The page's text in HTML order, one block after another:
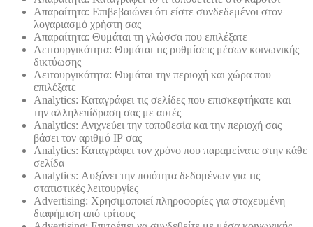
Απαραίτητα: Επιβεβαιώνει ότι είστε συνδεδεμένοι στον
λογαριασμό χρήστη σας
Απαραίτητα: Θυμάται τη γλώσσα που επιλέξατε
Λειτουργικότητα: Θυμάται τις ρυθμίσεις μέσων κοινωνικής
δικτύωσης
Λειτουργικότητα: Θυμάται την περιοχή και χώρα που
επιλέξατε
Analytics: Καταγράφει τις σελίδες που επισκεφτήκατε και
την αλληλεπίδραση σας με αυτές
Analytics: Ανιχνεύει την τοποθεσία και την περιοχή σας
βάσει τον αριθμό ΙΡ σας
Analytics: Καταγράφει τον χρόνο που παραμείνατε στην κάθε
σελίδα
Analytics: Αυξάνει την ποιότητα δεδομένων για τις
στατιστικές λειτουργίες
Advertising: Χρησιμοποιεί πληροφορίες για στοχευμένη
διαφήμιση από τρίτους